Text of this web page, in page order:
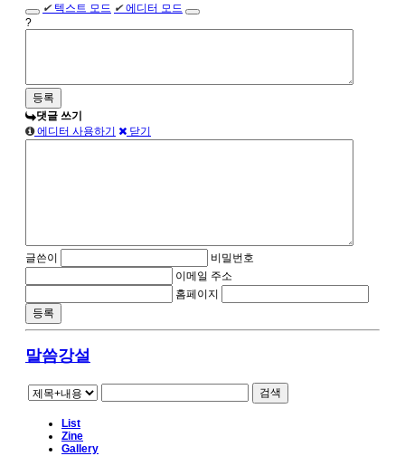
✔ 텍스트 모드 ✔에디터 모드
?
댓글 쓰기
에디터 사용하기
닫기
글쓴이
비밀번호
이메일 주소
홈페이지
말씀강설
검색
List
Zine
Gallery